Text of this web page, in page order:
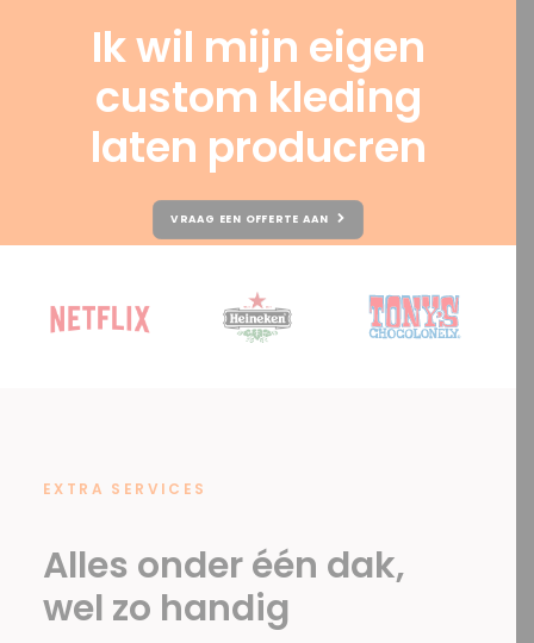
Ik wil mijn eigen
custom kleding
laten producren
VRAAG EEN OFFERTE AAN
EXTRA SERVICES
Alles onder één dak,
wel zo handig